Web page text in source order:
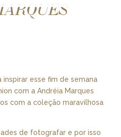
esse fim de semana
com a Andréia Marques
com a coleção maravilhosa
de fotografar e por isso